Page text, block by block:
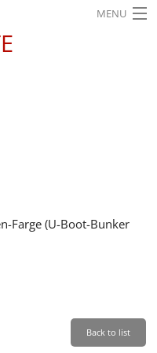
MENU
Farge (U-Boot-Bunker
Back to list